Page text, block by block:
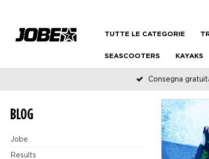
TUTTE LE CATEGORIE
SEASCOOTERS KAYAKS
Consegna
BLOG
Jobe
Results